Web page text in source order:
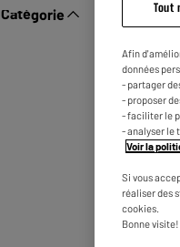
Catégorie Tout
Afin
données
- partager
- proposer
- faciliter le
- analyser le
Voir la
Si vous
réaliser des
cookies.
Bonne visite!